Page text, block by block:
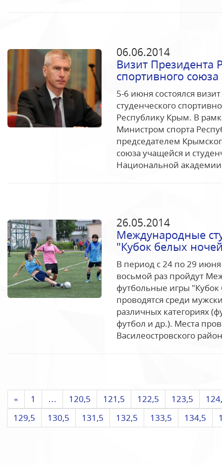
06.06.2014
Визит Президента
спортивного
5-6 июня состоялся
студенческого
Республику Крым. В
Министром спорта
председателем
союза учащейся и
Национальной
26.05.2014
Международные
"Кубок белых
В период с 24 по 29 июня
восьмой раз пройдут
футбольные игры
проводятся среди
различных категориях
футбол и др.). Места
Василеостровского
« 1 … 120,5 121,5 122,5 123,5
129,5
130,5 131,5 132,5 133,5 134,5